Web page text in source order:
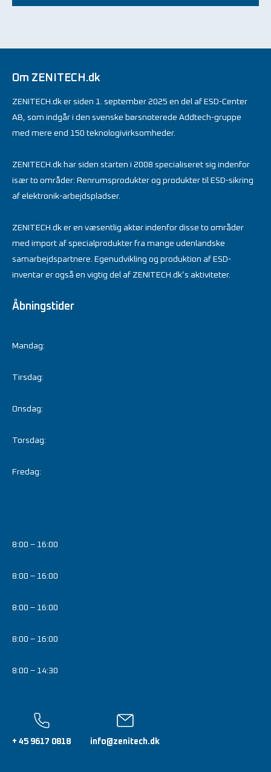
Om ZENITECH.dk
ZENITECH.dk er siden 1. september 2025 en del af ESD-Center
AB, som indgår i den svenske børsnoterede Addtech-gruppe
med mere end 150 teknologivirksomheder.
ZENITECH.dk har siden starten i 2008 specialiseret sig indenfor
især to områder: Renrumsprodukter og produkter til ESD-sikring
af elektronik-arbejdspladser.
ZENITECH.dk er en væsentlig aktør indenfor disse to områder
med import af specialprodukter fra mange udenlandske
samarbejdspartnere. Egenudvikling og produktion af ESD-
inventar er også en vigtig del af ZENITECH.dk’s aktiviteter.
Åbningstider
Mandag:
Tirsdag:
Onsdag:
Torsdag:
Fredag:
8:00 – 16:00
8:00 – 16:00
8:00 – 16:00
8:00 – 16:00
8:00 – 14:30
+ 45 9617 0818 info@zenitech.dk